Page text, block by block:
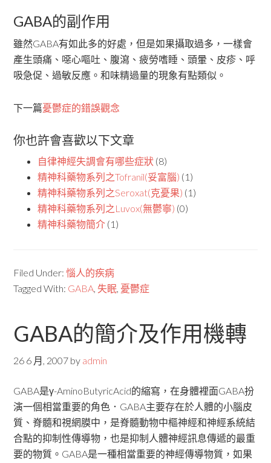
GABA的副作用
雖然GABA有如此多的好處，但是如果攝取過多，一樣會
產生頭痛、噁心嘔吐、腹瀉、疲勞嗜睡、頭暈、皮疹、呼
吸急促、過敏反應。和味精過量的現象有點類似。
下一篇憂鬱症的錯誤觀念
你也許會喜歡以下文章
自律神經失調會有哪些症狀 (8)
精神科藥物系列之Tofranil(妥富腦) (1)
精神科藥物系列之Seroxat(克憂果) (1)
精神科藥物系列之Luvox(無鬱寧) (0)
精神科藥物簡介 (1)
Filed Under:惱人的疾病
Tagged With: GABA,失眠, 憂鬱症
GABA的簡介及作用機轉
26 6 月, 2007 by admin
GABA是γ-AminoButyricAcid的縮寫，在身體裡面GABA扮
演一個相當重要的角色．GABA主要存在於人體的小腦皮
質、脊髓和視網膜中，是脊髓動物中樞神經和神經系統結
合點的抑制性傳導物，也是抑制人體神經訊息傳遞的最重
要的物質。GABA是一種相當重要的神經傳導物質，如果